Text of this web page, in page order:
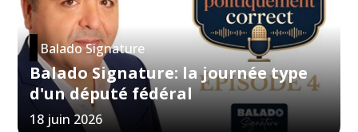
Balado Signature
Balado Signature: la journée type
d'un député fédéral
18 juin 2026